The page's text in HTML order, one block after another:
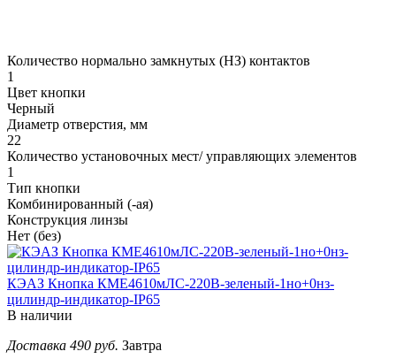
Количество нормально замкнутых (НЗ) контактов
1
Цвет кнопки
Черный
Диаметр отверстия, мм
22
Количество установочных мест/ управляющих элементов
1
Тип кнопки
Комбинированный (-ая)
Конструкция линзы
Нет (без)
КЭАЗ Кнопка КМЕ4610мЛС-220В-зеленый-1но+0нз-
цилиндр-индикатор-IP65
В наличии
Доставка 490 руб. Завтра